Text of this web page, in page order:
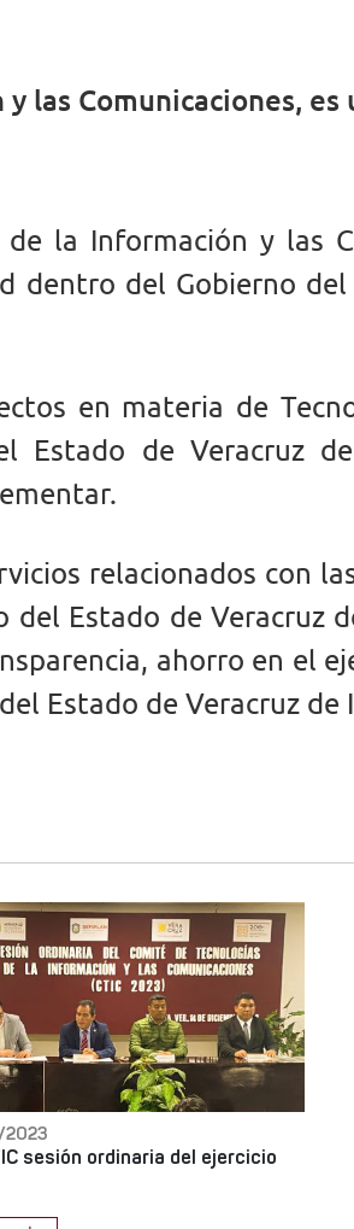
las Comunicaciones,
la Información y las
dentro del Gobierno
en materia de
Estado de Veracruz
relacionados con
Estado de Veracruz
ahorro en el
Estado de Veracruz de
2023
sesión ordinaria del ejercicio